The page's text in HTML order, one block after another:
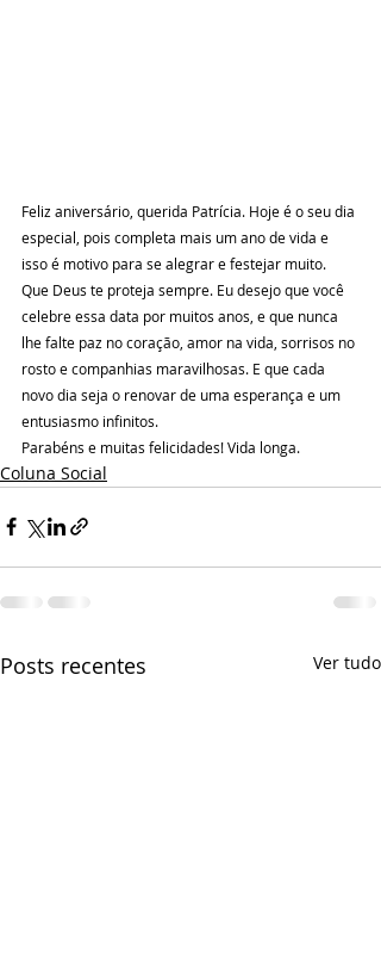
Feliz aniversário, querida Patrícia. Hoje é o seu dia
especial, pois completa mais um ano de vida e
isso é motivo para se alegrar e festejar muito.
Que Deus te proteja sempre. Eu desejo que você
celebre essa data por muitos anos, e que nunca
lhe falte paz no coração, amor na vida, sorrisos no
rosto e companhias maravilhosas. E que cada
novo dia seja o renovar de uma esperança e um
entusiasmo infinitos.
Parabéns e muitas felicidades! Vida longa.
Coluna Social
Posts recentes Ver tudo